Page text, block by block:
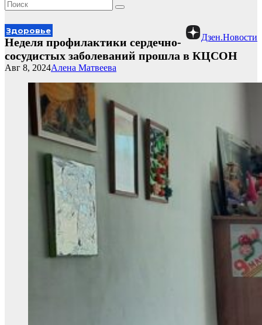
Дзен.Новости
Здоровье
Неделя профилактики сердечно-
сосудистых заболеваний прошла в КЦСОН
Алена Матвеева
Авг 8, 2024